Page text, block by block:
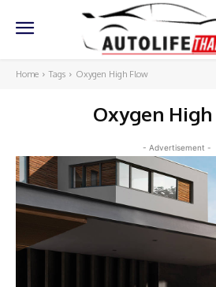
Home Tags Oxygen High Flow
Oxygen
- Advertisement -